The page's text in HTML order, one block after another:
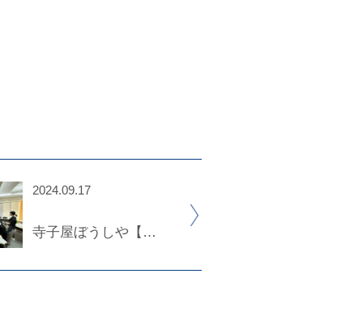
】開催します！！
2024.09.17
寺子屋ぼうしや【其の弐】開催しました